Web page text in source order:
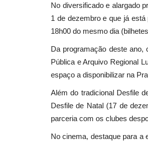
No diversificado e alargado
1 de dezembro e que já
18h00 do mesmo dia
Da programação deste ano,
Pública e Arquivo Regional
espaço a disponibilizar na
Além do tradicional Desfile
Desfile de Natal (17 de
parceria com os clubes
No cinema, destaque para a